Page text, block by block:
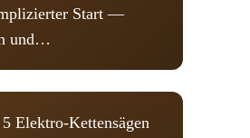
Start —
und…
5 Elektro-Kettensägen